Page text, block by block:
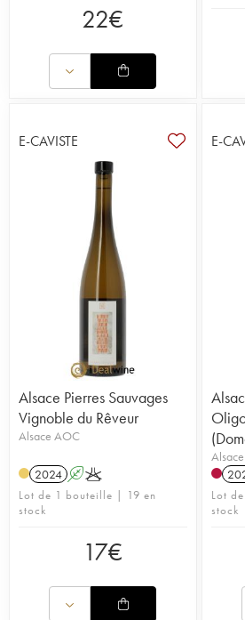
22€
E-CAVISTE
Alsace Pierres Sauvages
Vignoble du Rêveur
Alsace AOC
2024 AK
Lot de 1 bouteille | 19 en
stock
17€
E-
Lot
stock